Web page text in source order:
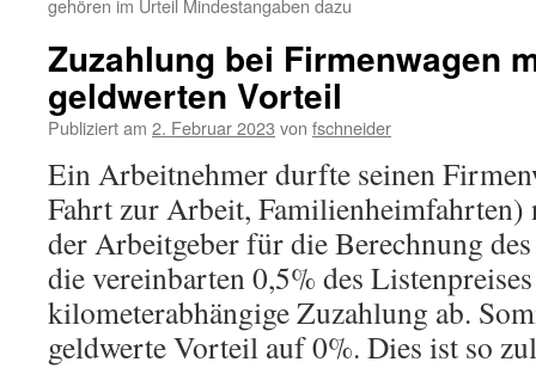
gehören im Urteil Mindestangaben dazu
Zuzahlung bei Firmenwagen
geldwerten Vorteil
Publiziert am 2. Februar 2023 von fschneider
Ein Arbeitnehmer durfte seinen
Fahrt zur Arbeit,
der Arbeitgeber für die Berechnung
die vereinbarten 0,5% des
kilometerabhängige Zuzahlung ab.
geldwerte Vorteil auf 0%. Dies ist so